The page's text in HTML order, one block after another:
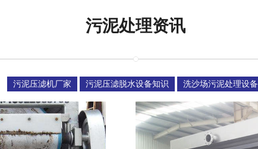
污泥处理资讯
污泥压滤机厂家 污泥压滤脱水设备知识 洗沙场污泥处理设备